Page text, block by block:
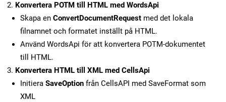
Konvertera POTM till HTML med WordsApi
Skapa en ConvertDocumentRequest med det lokala
filnamnet och formatet inställt på HTML.
Använd WordsApi för att konvertera POTM-dokumentet
till HTML.
Konvertera HTML till XML med CellsApi
Initiera SaveOption från CellsAPI med SaveFormat som
XML